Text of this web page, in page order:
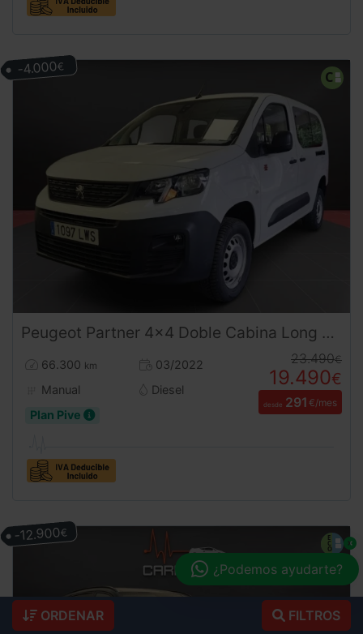
ORDENAR FILTROS
Peugeot Partner 4x4 Doble Cabina Long Combi 5 Plazas (2022) | Desde 291€/mes
66.300 km
03/2022
Manual
Diesel
Plan Pive
23.490€
19.490€
desde 291 €/mes
-4.000€
-12.900€
¿Podemos ayudarte?